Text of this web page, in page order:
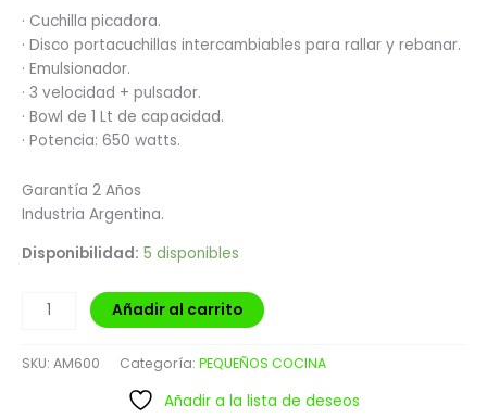
· Cuchilla picadora.
· Disco portacuchillas intercambiables para rallar y rebanar.
· Emulsionador.
· 3 velocidad + pulsador.
· Bowl de 1 Lt de capacidad.
· Potencia: 650 watts.
Garantía 2 Años
Industria Argentina.
Disponibilidad: 5 disponibles
Añadir al carrito
SKU: AM600 Categoría: PEQUEÑOS COCINA
Añadir a la lista de deseos